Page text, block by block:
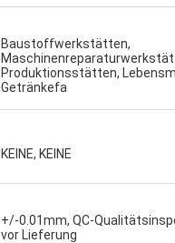
Baustoffwerkstätten,
Produktionsstätten,
Getränkefa
KEINE, KEINE
+/-0.01mm, QC-
vor Lieferung